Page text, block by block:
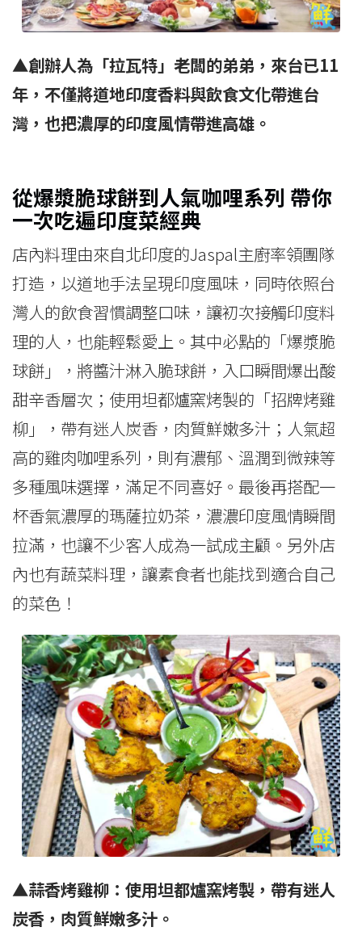
▲創辦人為 「拉瓦特」老闆的弟弟，來台已11
年，不僅將道地印度香料與飲食文化帶進台
灣，也把濃厚的印度風情帶進高雄。
從爆漿脆球餅到人氣咖哩系列 帶你
一次吃遍印度菜經典
店內料理由來自北印度的Jaspal主廚率領團隊
打造，以道地手法呈現印度風味，同時依照台
灣人的飲食習慣調整口味，讓初次接觸印度料
理的人，也能輕鬆愛上。其中必點的「爆漿脆
球餅」，將醬汁淋入脆球餅，入口瞬間爆出酸
甜辛香層次；使用坦都爐窯烤製的「招牌烤雞
柳」，帶有迷人炭香，肉質鮮嫩多汁；人氣超
高的雞肉咖哩系列，則有濃郁、溫潤到微辣等
多種風味選擇，滿足不同喜好。最後再搭配一
杯香氣濃厚的瑪薩拉奶茶，濃濃印度風情瞬間
拉滿，也讓不少客人成為一試成主顧。另外店
內也有蔬菜料理，讓素食者也能找到適合自己
的菜色！
▲蒜香烤雞柳：使用坦都爐窯烤製， 帶有迷人
炭香，肉質鮮嫩多汁。